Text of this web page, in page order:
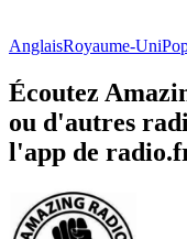
AnglaisRoyaume-Uni
Écoutez
ou d'autres
l'app de